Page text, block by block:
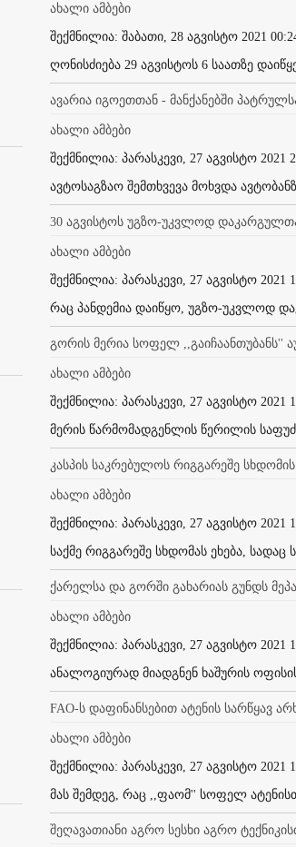
ახალი ამბები
შექმნილია: შაბათი, 28 აგვისტო 2021
ღონისძიება 29 აგვისტოს 6 საათზე
ავარია იგოეთთან - მანქანებში
ახალი ამბები
შექმნილია: პარასკევი, 27 აგვისტო 2021
ავტოსაგზაო შემთხვევა მოხვდა
30 აგვისტოს უგზო-უკვლოდ
ახალი ამბები
შექმნილია: პარასკევი, 27 აგვისტო 2021
რაც პანდემია დაიწყო, უგზო-უკვლოდ
გორის მერია სოფელ ,,გაიჩაანთუბანს''
ახალი ამბები
შექმნილია: პარასკევი, 27 აგვისტო 2021
მერის წარმომადგენლის წერილის
კასპის საკრებულოს რიგგარეშე
ახალი ამბები
შექმნილია: პარასკევი, 27 აგვისტო 2021
საქმე რიგგარეშე სხდომას ეხება,
ქარელსა და გორში გახარიას გუნდს
ახალი ამბები
შექმნილია: პარასკევი, 27 აგვისტო 2021
ანალოგიურად მიადგნენ ხაშურის
FAO-ს დაფინანსებით ატენის სარწყავ
ახალი ამბები
შექმნილია: პარასკევი, 27 აგვისტო 2021
მას შემდეგ, რაც ,,ფაომ'' სოფელ
შეღავათიანი აგრო სესხი აგრო